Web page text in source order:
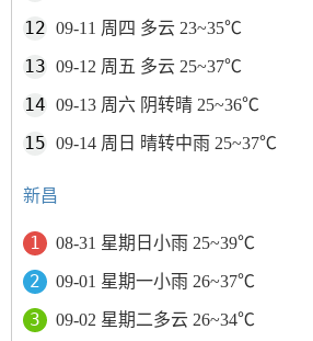
09-11 周四 多云 23~35℃
09-12 周五 多云 25~37℃
09-13 周六 阴转晴 25~36℃
09-14 周日 晴转中雨 25~37℃
新昌
08-31 星期日小雨 25~39℃
09-01 星期一小雨 26~37℃
09-02 星期二多云 26~34℃